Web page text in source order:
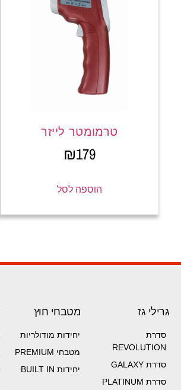
טרמומטר לייזר
₪179
הוספה לסל
גרילי גז
סדרת
REVOLUTION
סדרת GALAXY
סדרת PLATINUM
מטבחי חוץ
יחידות מודולריות
מטבחי PREMIUM
יחידות BUILT IN